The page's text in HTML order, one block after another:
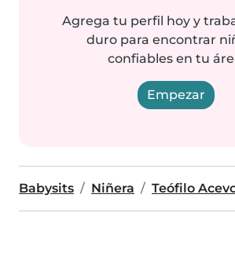
Agrega tu perfil hoy y
duro para encontrar
confiables en tu
Empezar
Babysits Niñera Teófilo